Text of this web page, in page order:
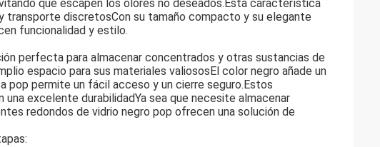
que escapen los olores no deseados.Esta característica
transporte discretosCon su tamaño compacto y su elegante
funcionalidad y estilo.
perfecta para almacenar concentrados y otras sustancias de
espacio para sus materiales valiososEl color negro añade un
permite un fácil acceso y un cierre seguro.Estos
excelente durabilidadYa sea que necesite almacenar
redondos de vidrio negro pop ofrecen una solución de